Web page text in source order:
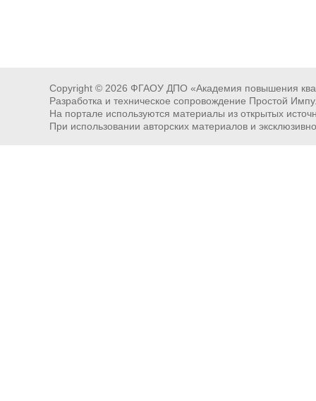
Copyright © 2026 ФГАОУ ДПО «Академия повышения
Разработка и техническое сопровождение Простой
На портале используются материалы из открытых
При использовании авторских материалов и